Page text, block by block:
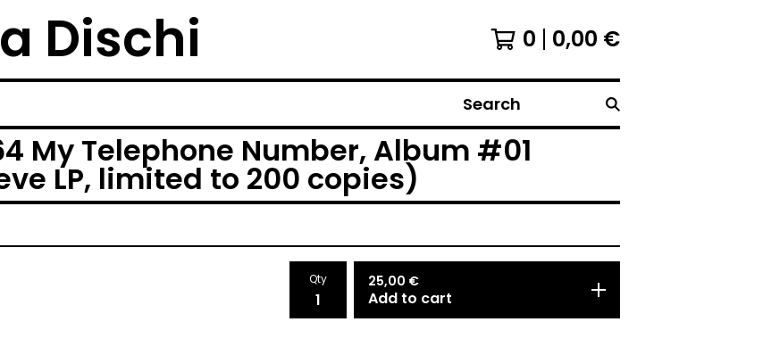
Dischi 0 0,00 €
Search
My Telephone Number, Album #01
LP, limited to 200 copies)
Qty 25,00 €
Add to cart